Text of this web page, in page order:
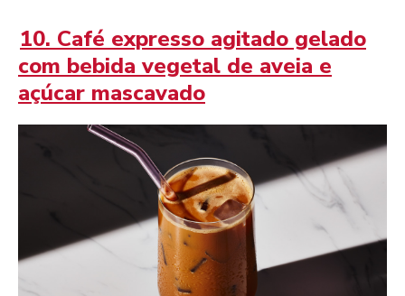
10. Café expresso agitado gelado
com bebida vegetal de aveia e
açúcar mascavado